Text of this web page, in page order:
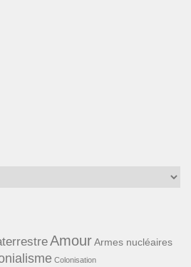
AmourArmes nucléaires
Colonisation